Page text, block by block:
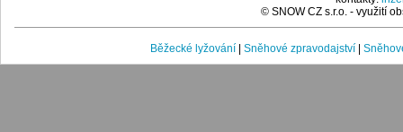
© SNOW CZ s.r.o. - využití
Běžecké lyžování Sněhové zpravodajství